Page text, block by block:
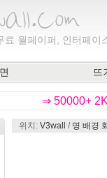
료 월페이퍼, 인터페이
뜨
⇒ 50000+
위치: V3wall / 명 배경